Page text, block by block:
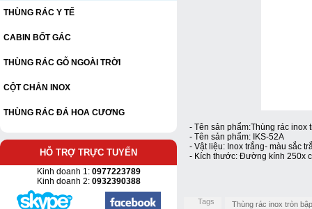
THÙNG RÁC Y TẾ
CABIN BỐT GÁC
THÙNG RÁC GỖ NGOÀI TRỜI
CỘT CHẮN INOX
THÙNG RÁC ĐÁ HOA CƯƠNG
HỖ TRỢ TRỰC TUYẾN
Kinh doanh 1:0977223789
Kinh doanh 2: 0932390388
- Tên sản phẩm:Thùng rác inox
- Tên sản phẩm: IKS-52A
- Vật liệu: Inox trắng- màu sắc
- Kích thước: Đường kính 250x
Tags Thùng rác inox tròn